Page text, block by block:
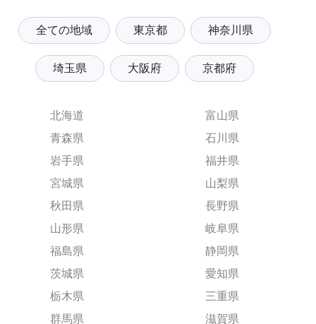
全ての地域 東京都 神奈川県
埼玉県 大阪府 京都府
北海道
青森県
岩手県
宮城県
秋田県
山形県
福島県
茨城県
栃木県
群馬県
富山県
石川県
福井県
山梨県
長野県
岐阜県
静岡県
愛知県
三重県
滋賀県